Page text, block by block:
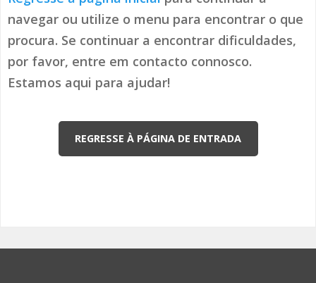
navegar ou utilize o menu para encontrar o que
procura. Se continuar a encontrar dificuldades,
por favor, entre em contacto connosco.
Estamos aqui para ajudar!
REGRESSE À PÁGINA DE ENTRADA